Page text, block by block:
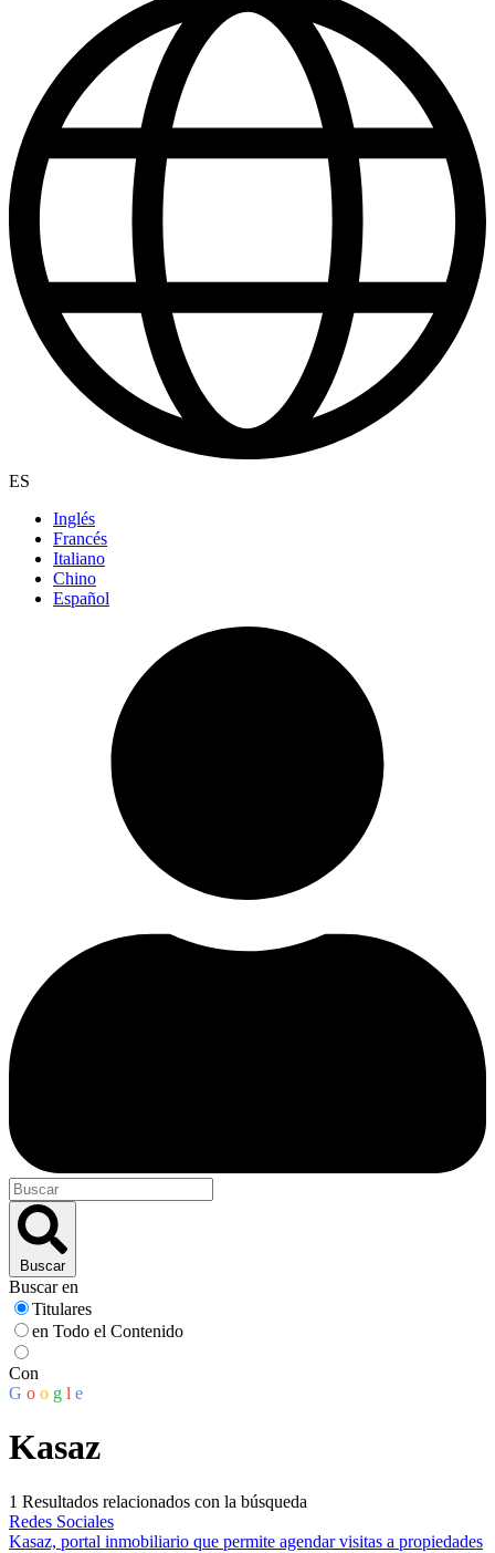
ES
Inglés
Francés
Italiano
Chino
Español
Buscar
Buscar en
Titulares
en Todo el Contenido
Con
G o o g l e
Kasaz
1 Resultados relacionados con la búsqueda
Redes Sociales
Kasaz, portal inmobiliario que permite agendar visitas a propiedades